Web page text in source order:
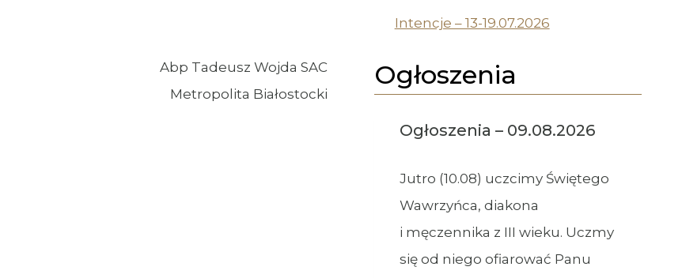
Abp Tadeusz Wojda SAC
Metropolita Białostocki
Intencje – 13-19.07.2026
Ogłoszenia
Ogłoszenia – 09.08.2026
Jutro (10.08) uczcimy Świętego
Wawrzyńca, diakona
i męczennika z III wieku. Uczmy
się od niego ofiarować Panu